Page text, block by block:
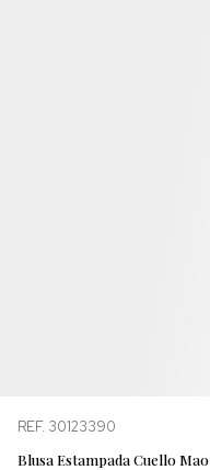
REF. 30123390
Blusa Estampada Cuello Mao